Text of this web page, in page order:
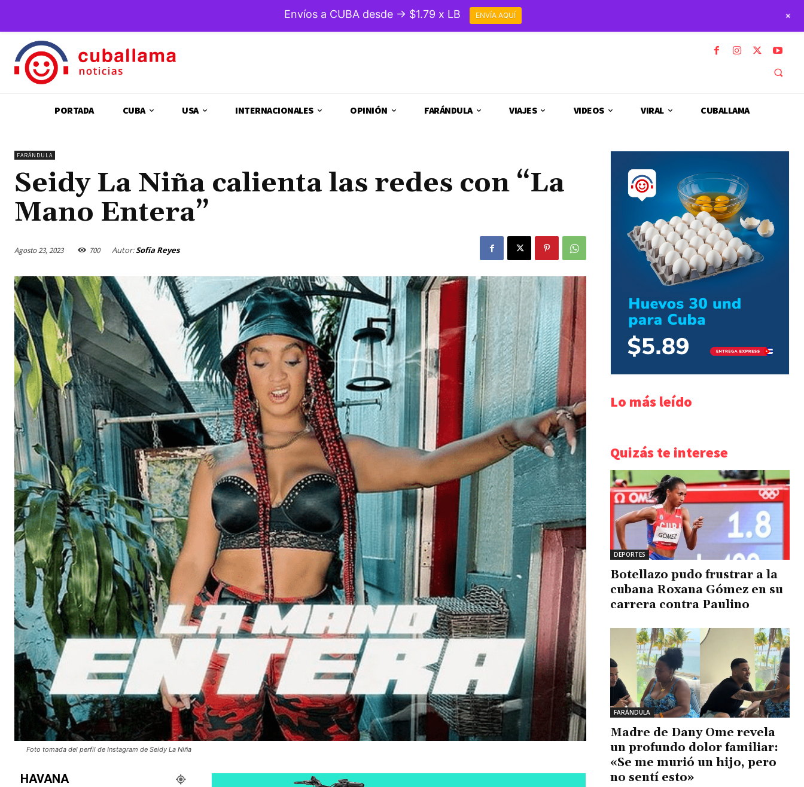
PORTADA CUBA USA INTERNACIONALES OPINIÓN FARÁNDULA VIAJES VIDEOS VIRAL CUBALLAMA
FARÁNDULA
Seidy La Niña calienta las redes con “La
Mano Entera”
Agosto 23, 2023 700 Autor:Sofía Reyes
Foto tomada del perfil de Instagram de Seidy La Niña
HAVANA
Lo más leído
Quizás te interese
DEPORTES
Botellazo pudo frustrar a la
cubana Roxana Gómez en su
carrera contra Paulino
FARÁNDULA
Madre de Dany Ome revela
un profundo dolor familiar:
«Se me murió un hijo, pero
no sentí esto»
Envíos a CUBA desde → $1.79 x LB ENVÍA AQUÍ +